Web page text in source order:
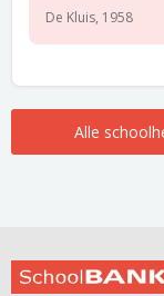
De Kluis, 1958
Alle